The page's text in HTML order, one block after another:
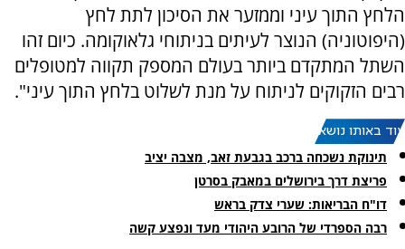
הלחץ התוך עיני וממזער את הסיכון לתת לחץ
(היפוטוניה) הנוצר לעיתים בניתוחי גלאוקומה. כיום זהו
השתל המתקדם ביותר בעולם המספק תקווה למטופלים
רבים הזקוקים לניתוח על מנת לשלוט בלחץ התוך עיני".
עוד באותו נושא:
תינוקת נשכחה ברכב בגבעת זאב, מצבה יציב
פריצת דרך בירושלים במאבק בסרטן
דו"ח הבריאות: שערי צדק בראש
רבה הספרדי של הרובע היהודי מעד ונפצע קשה